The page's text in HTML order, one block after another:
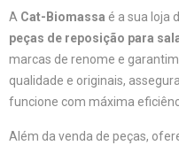
A Cat-Biomassa é a sua loja
peças de reposição para
marcas de renome e
qualidade e originais,
funcione com máxima
Além da venda de peças,